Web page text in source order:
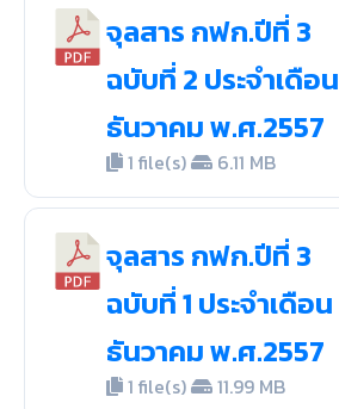
จุลสาร กฟก.ปีที่ 3
ฉบับที่ 2 ประจำเดือน
ธันวาคม พ.ศ.2557
1 file(s) 6.11 MB
จุลสาร กฟก.ปีที่ 3
ฉบับที่ 1 ประจำเดือน
ธันวาคม พ.ศ.2557
1 file(s) 11.99 MB